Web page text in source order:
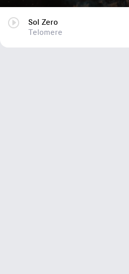
Sol Zero
Telomere